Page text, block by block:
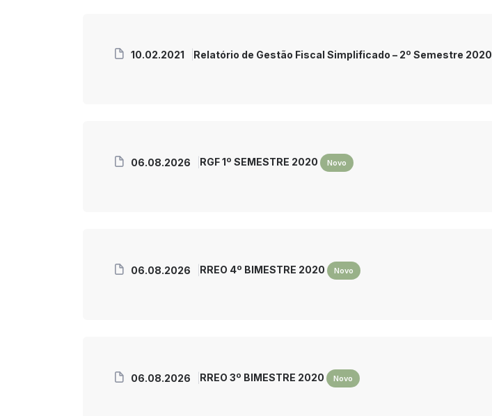
10.02.2021 Relatório de Gestão Fiscal Simplificado – 2º Semestre 2020
06.08.2026 RGF 1º SEMESTRE 2020 Novo
06.08.2026 RREO 4º BIMESTRE 2020 Novo
06.08.2026 RREO 3º BIMESTRE 2020 Novo